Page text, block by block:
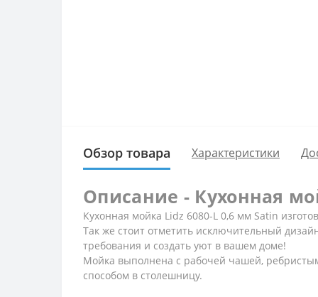
Обзор товара Характеристики
Описание - Кухонная
Кухонная мойка Lidz 6080-L 0,6 мм Satin
Так же стоит отметить исключительный
требования и создать уют в вашем доме!
Мойка выполнена с рабочей чашей,
способом в столешницу.